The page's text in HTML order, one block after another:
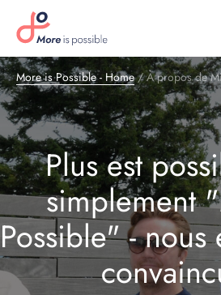
More is Possible - Home /À propos de
Plus est
simplement
Possible" - nous